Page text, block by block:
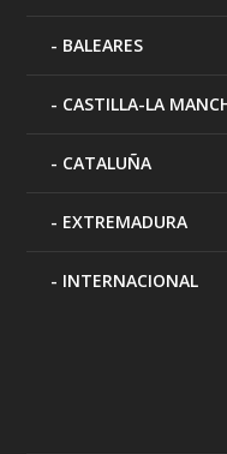
BALEARES
CASTILLA-LA
CATALUÑA
EXTREMADURA
INTERNACIONAL